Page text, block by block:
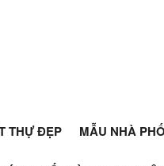
THỰ ĐẸP MẪU NHÀ